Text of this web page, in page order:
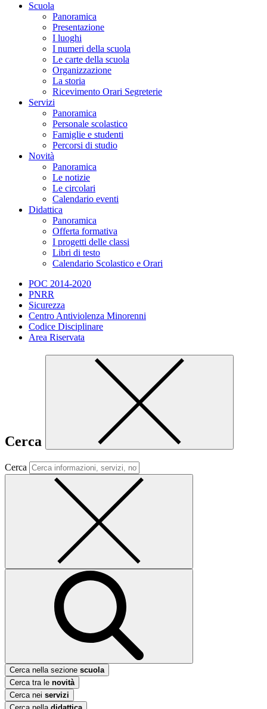
Scuola
Panoramica
Presentazione
I luoghi
I numeri della scuola
Le carte della scuola
Organizzazione
La storia
Ricevimento Orari Segreterie
Servizi
Panoramica
Personale scolastico
Famiglie e studenti
Percorsi di studio
Novità
Panoramica
Le notizie
Le circolari
Calendario eventi
Didattica
Panoramica
Offerta formativa
I progetti delle classi
Libri di testo
Calendario Scolastico e Orari
POC 2014-2020
PNRR
Sicurezza
Centro Antiviolenza Minorenni
Codice Disciplinare
Area Riservata
Cerca
Cerca
Cerca nella sezione scuola
Cerca tra le novità
Cerca nei servizi